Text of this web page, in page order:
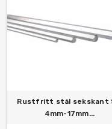
Rustfritt stål sekskant
4mm-17mm...